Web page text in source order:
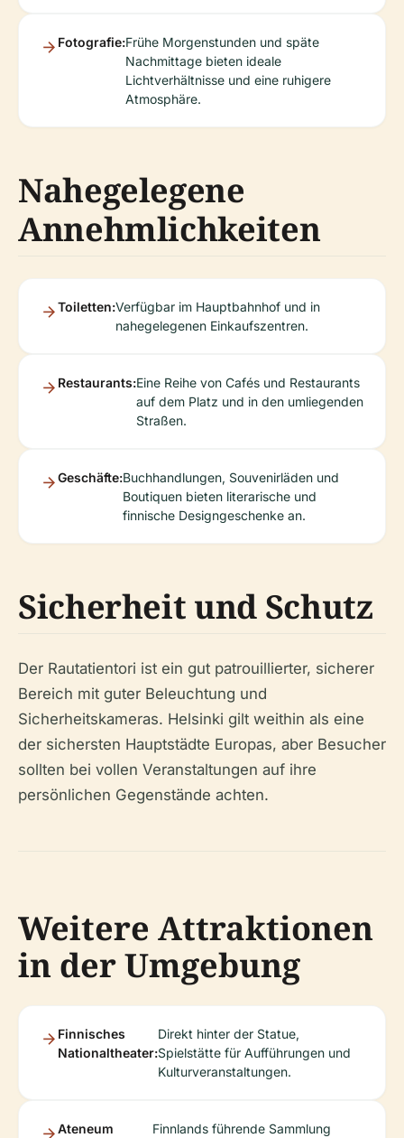
Fotografie:Frühe Morgenstunden und späte
Nachmittage bieten ideale
Lichtverhältnisse und eine ruhigere
Atmosphäre.
Nahegelegene
Annehmlichkeiten
Toiletten:Verfügbar im Hauptbahnhof und in
nahegelegenen Einkaufszentren.
Restaurants:Eine Reihe von Cafés und Restaurants
auf dem Platz und in den umliegenden
Straßen.
Geschäfte:Buchhandlungen, Souvenirläden und
Boutiquen bieten literarische und
finnische Designgeschenke an.
Sicherheit und Schutz
Der Rautatientori ist ein gut patrouillierter, sicherer
Bereich mit guter Beleuchtung und
Sicherheitskameras. Helsinki gilt weithin als eine
der sichersten Hauptstädte Europas, aber Besucher
sollten bei vollen Veranstaltungen auf ihre
persönlichen Gegenstände achten.
Weitere Attraktionen
in der Umgebung
Finnisches
Nationaltheater:
Direkt hinter der Statue,
Spielstätte für Aufführungen und
Kulturveranstaltungen.
Ateneum
Finnlands führende Sammlung